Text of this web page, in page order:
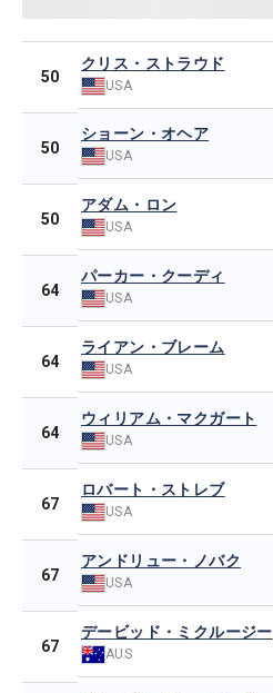
50
クリス・ストラウド
USA
50
ショーン・オヘア
USA
50
アダム・ロン
USA
64
パーカー・クーディ
USA
64
ライアン・ブレーム
USA
64
ウィリアム・マクガート
USA
67
ロバート・ストレブ
USA
67
アンドリュー・ノバク
USA
67
デービッド・ミクルージー
AUS